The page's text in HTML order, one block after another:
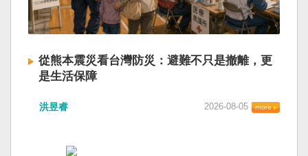
從熊本震災看台灣防災：避難不只是撤離，更
是生活保障
洪昱睿 2026-08-05